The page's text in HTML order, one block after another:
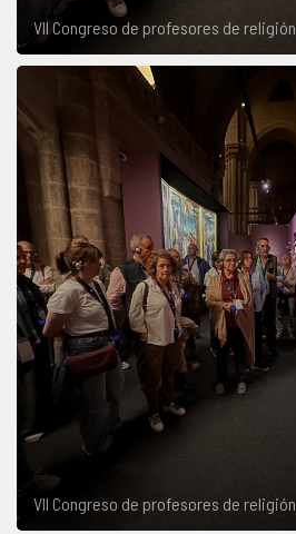
VII Congreso de profesores de religión
VII Congreso de profesores de religión